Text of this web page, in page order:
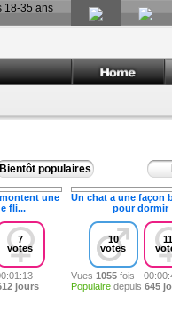
Bientôt populaires
une
fli...
7
votes
jours
Un chat a une façon
pour dormir
10
votes
11
Vues 1055 fois -
Populaire depuis 645